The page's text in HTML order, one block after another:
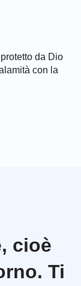
da Dio
con la
cioè
Ti